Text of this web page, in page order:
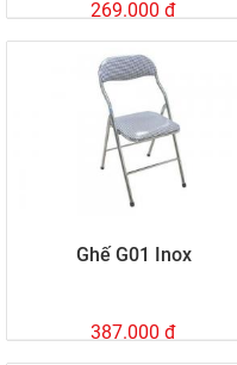
269.000 đ
Ghế G01 Inox
387.000 đ